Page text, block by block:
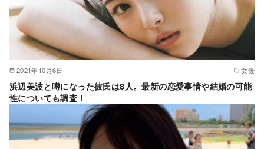
2021年10月6日 女優
浜辺美波と噂になった彼氏は8人。最新の恋愛事情や結婚の可能
性についても調査！